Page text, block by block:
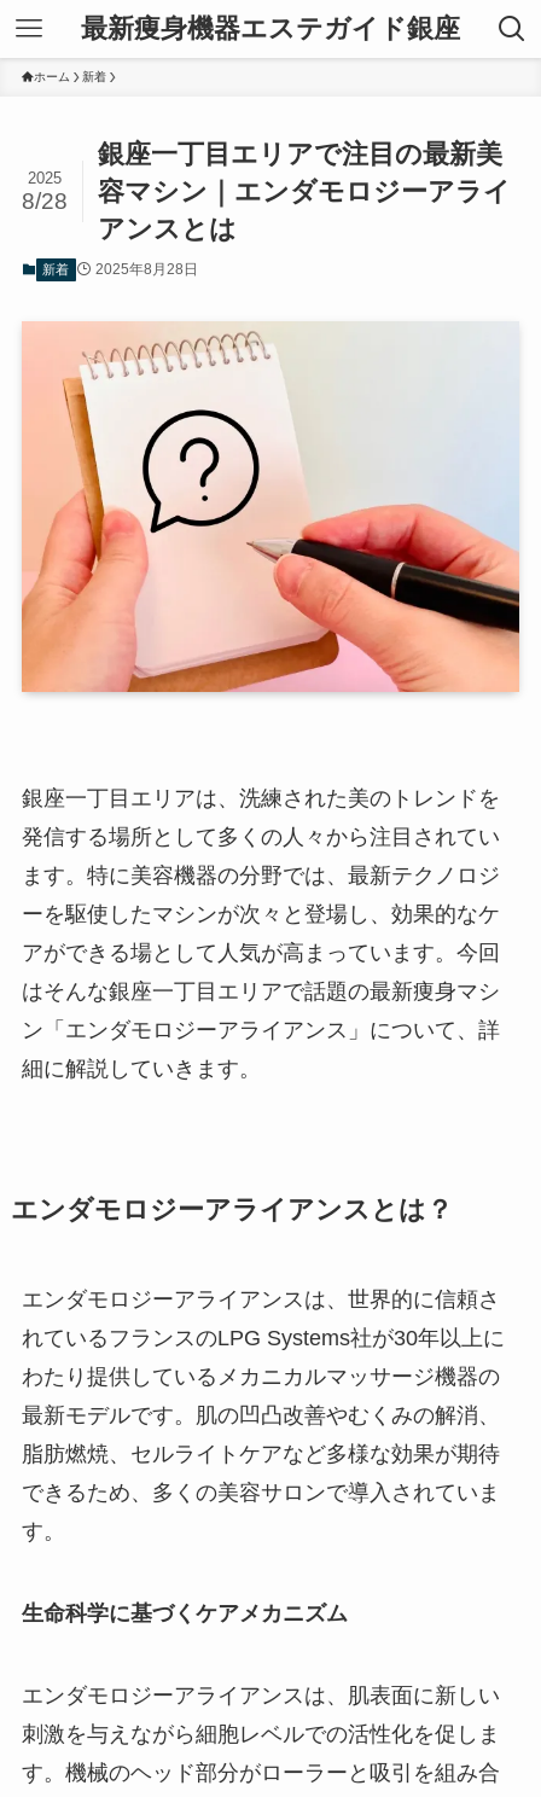
最新痩身機器エステガイド銀座
ホーム 新着
銀座一丁目エリアで注目の最新美
容マシン｜エンダモロジーアライ
アンスとは
2025
8/28
新着 2025年8月28日
銀座一丁目エリアは、洗練された美のトレンドを
発信する場所として多くの人々から注目されてい
ます。特に美容機器の分野では、最新テクノロジ
ーを駆使したマシンが次々と登場し、効果的なケ
アができる場として人気が高まっています。今回
はそんな銀座一丁目エリアで話題の最新痩身マシ
ン「エンダモロジーアライアンス」について、詳
細に解説していきます。
エンダモロジーアライアンスとは？
エンダモロジーアライアンスは、世界的に信頼さ
れているフランスのLPG Systems社が30年以上に
わたり提供しているメカニカルマッサージ機器の
最新モデルです。肌の凹凸改善やむくみの解消、
脂肪燃焼、セルライトケアなど多様な効果が期待
できるため、多くの美容サロンで導入されていま
す。
生命科学に基づくケアメカニズム
エンダモロジーアライアンスは、肌表面に新しい
刺激を与えながら細胞レベルでの活性化を促しま
す。機械のヘッド部分がローラーと吸引を組み合